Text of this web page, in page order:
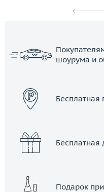
шоурума и
Бесплатная
Бесплатная
Подарок